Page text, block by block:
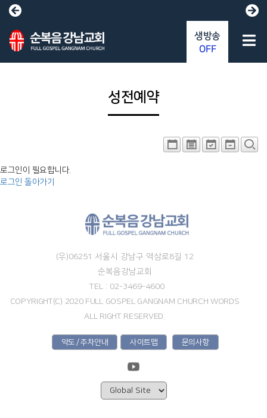
생방송
OFF
성전예약
로그인이 필요합니다.
로그인 돌아가기
(우)06251 서울시 강남구 역삼로8길 12
순복음강남교회
TEL : 02-3469-4600
COPYRIGHT(C) 2020 FULL GOSPEL GANGNAM CHURCH WORDS
ALL RIGHT RESERVED.
약도 / 주차안내 사이트맵 문의사항